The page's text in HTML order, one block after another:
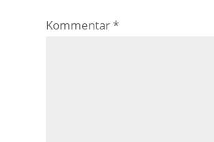
Kommentar*